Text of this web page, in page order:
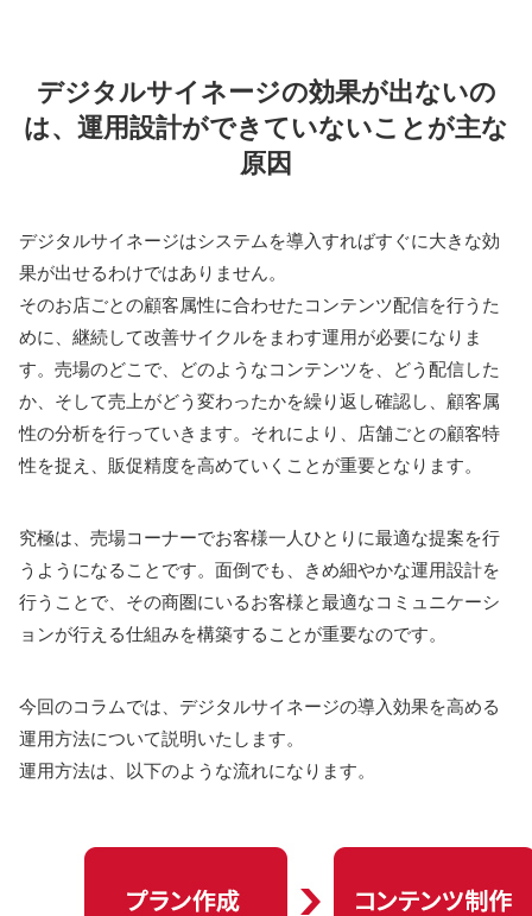
デジタルサイネージの効果が出ないの
は、運用設計ができていないことが主な
原因
デジタルサイネージはシステムを導入すればすぐに大きな効
果が出せるわけではありません。
そのお店ごとの顧客属性に合わせたコンテンツ配信を行うた
めに、継続して改善サイクルをまわす運用が必要になりま
す。売場のどこで、どのようなコンテンツを、どう配信した
か、そして売上がどう変わったかを繰り返し確認し、顧客属
性の分析を行っていきます。それにより、店舗ごとの顧客特
性を捉え、販促精度を高めていくことが重要となります。
究極は、売場コーナーでお客様一人ひとりに最適な提案を行
うようになることです。面倒でも、きめ細やかな運用設計を
行うことで、その商圏にいるお客様と最適なコミュニケーシ
ョンが行える仕組みを構築することが重要なのです。
今回のコラムでは、デジタルサイネージの導入効果を高める
運用方法について説明いたします。
運用方法は、以下のような流れになります。